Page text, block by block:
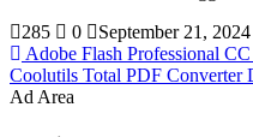
285
0
September 21, 2024
Adobe Flash Professional
Coolutils Total PDF Converter
Ad Area